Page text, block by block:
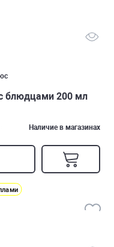
блюдцами 200 мл
Наличие в магазинах